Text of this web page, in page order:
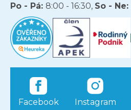
Po - Pá: 8:00 - 16:30, So - Ne:
Facebook Instagram